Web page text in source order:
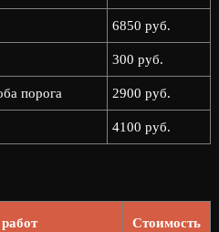
6850 руб.
300 руб.
порога 2900 руб.
4100 руб.
Стоимость